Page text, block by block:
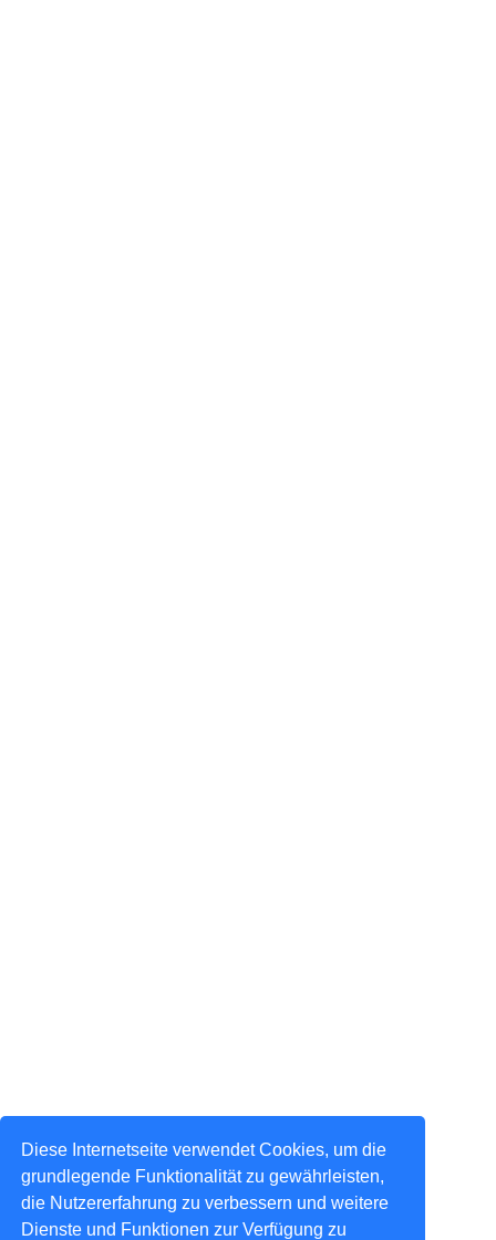
Diese Internetseite verwendet Cookies, um die
grundlegende Funktionalität zu gewährleisten,
die Nutzererfahrung zu verbessern und weitere
Dienste und Funktionen zur Verfügung zu